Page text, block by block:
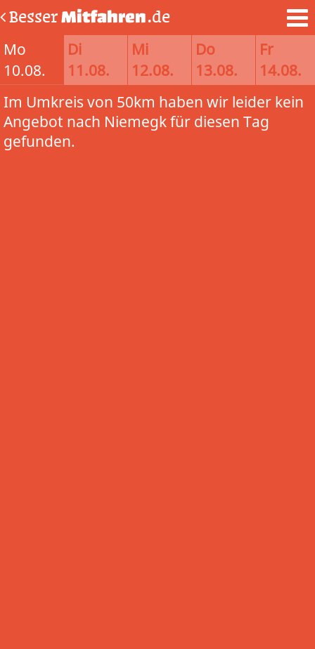
BesserMitfahren.de
Mo
10.08.
Di
11.08.
Mi
12.08.
Do
13.08.
Fr
14.08.
Im Umkreis von 50km haben wir leider kein
Angebot nach Niemegk für diesen Tag
gefunden.